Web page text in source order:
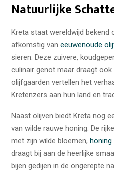
Natuurlijke
Kreta staat wereldwijd
afkomstig van eeuwenoude
sieren. Deze zuivere,
culinair genot maar draagt ook
olijfgaarden vertellen het
Kretenzers aan hun land en
Naast olijven biedt Kreta nog
van wilde rauwe honing. De
met zijn wilde bloemen, honing
draagt bij aan de heerlijke
bijen gedijen in de ongerepte